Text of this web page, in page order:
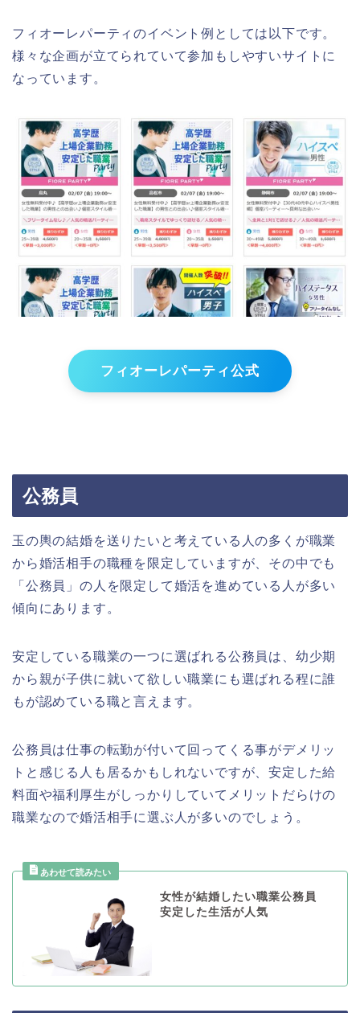
フィオーレパーティのイベント例としては以下です。
様々な企画が立てられていて参加もしやすいサイトに
なっています。
フィオーレパーティ公式
公務員
玉の輿の結婚を送りたいと考えている人の多くが職業
から婚活相手の職種を限定していますが、その中でも
「公務員」の人を限定して婚活を進めている人が多い
傾向にあります。
安定している職業の一つに選ばれる公務員は、幼少期
から親が子供に就いて欲しい職業にも選ばれる程に誰
もが認めている職と言えます。
公務員は仕事の転勤が付いて回ってくる事がデメリッ
トと感じる人も居るかもしれないですが、安定した給
料面や福利厚生がしっかりしていてメリットだらけの
職業なので婚活相手に選ぶ人が多いのでしょう。
女性が結婚したい職業公務員
安定した生活が人気